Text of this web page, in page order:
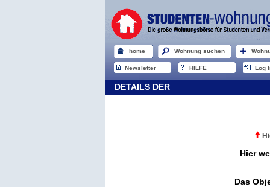
home Wohnung suchen
Newsletter HILFE Log
DETAILS DER
Hier
Das